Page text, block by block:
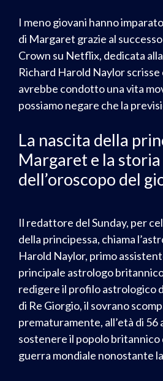
I meno giovani hanno
di Margaret grazie al
Crown su Netflix, dedicata
Richard Harold Naylor scrisse
avrebbe condotto una vita
possiamo negare che la
La nascita della
Margaret e la storia
dell’oroscopo del
Il redattore del Sunday, per
della principessa, chiama
Harold Naylor, primo
principale astrologo
redigere il profilo astrologico
di Re Giorgio, il sovrano
prematuramente, all’età di 56
sostenere il popolo britannico
guerra mondiale nonostante